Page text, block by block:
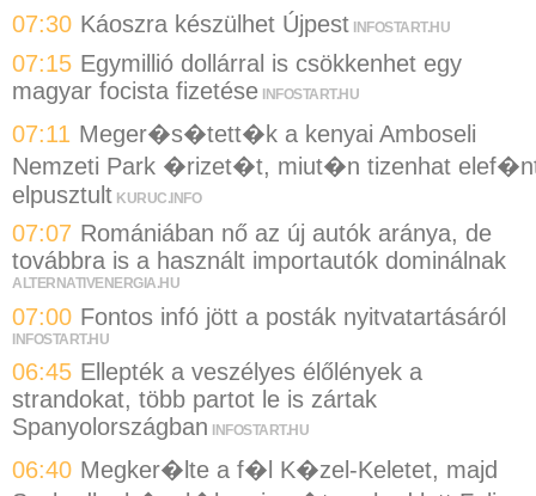
07:30 Káoszra készülhet Újpest INFOSTART.HU
07:15 Egymillió dollárral is csökkenhet egy
magyar focista fizetése INFOSTART.HU
07:11 Meger�s�tett�k a kenyai Amboseli
Nemzeti Park �rizet�t, miut�n tizenhat
elpusztult KURUC.INFO
07:07 Romániában nő az új autók aránya, de
továbbra is a használt importautók dominálnak
ALTERNATIVENERGIA.HU
07:00 Fontos infó jött a posták nyitvatartásáról
INFOSTART.HU
06:45 Ellepték a veszélyes élőlények a
strandokat, több partot le is zártak
Spanyolországban
INFOSTART.HU
06:40 Megker�lte a f�l K�zel-Keletet, majd